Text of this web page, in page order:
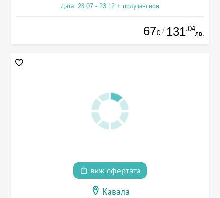
Дата: 28.07 - 23.12 + полупансион
67€ / 131.04
лв.
виж офертата
Кавала